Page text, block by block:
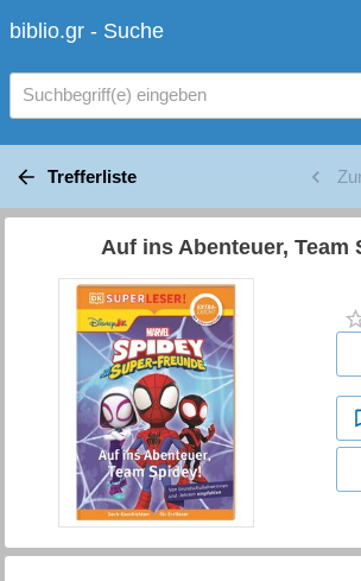
biblio.gr - Suche
Suchbegriff(e) eingeben
Trefferliste
Auf ins Abenteuer, Team